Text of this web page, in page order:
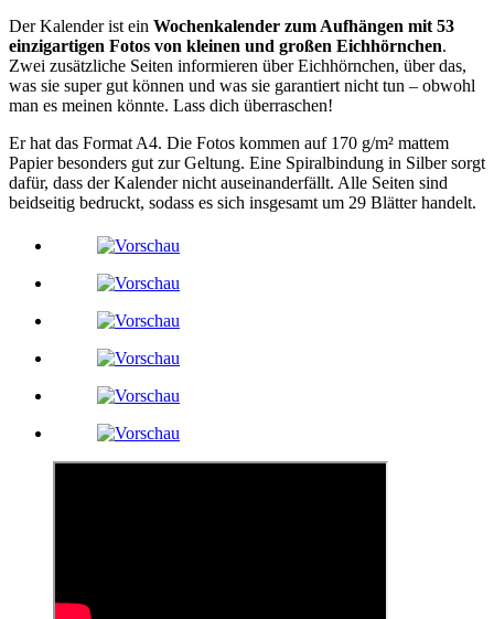
Der Kalender ist ein Wochenkalender zum Aufhängen mit 53
einzigartigen Fotos von kleinen und großen Eichhörnchen.
Zwei zusätzliche Seiten informieren über Eichhörnchen, über das,
was sie super gut können und was sie garantiert nicht tun – obwohl
man es meinen könnte. Lass dich überraschen!
Er hat das Format A4. Die Fotos kommen auf 170 g/m² mattem
Papier besonders gut zur Geltung. Eine Spiralbindung in Silber sorgt
dafür, dass der Kalender nicht auseinanderfällt. Alle Seiten sind
beidseitig bedruckt, sodass es sich insgesamt um 29 Blätter handelt.